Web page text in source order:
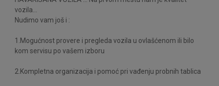
vozila...
Nudimo vam još i :
1.Mogućnost provere i pregleda vozila u ovlašćenom ili bilo
kom servisu po vašem izboru
2.Kompletna organizacija i pomoć pri vađenju probnih tablica